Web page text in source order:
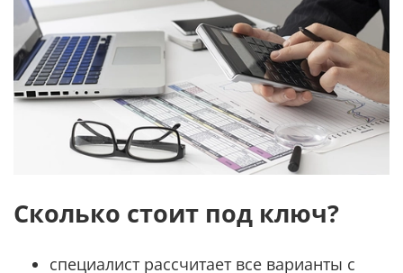
Сколько стоит под ключ?
специалист рассчитает все варианты с